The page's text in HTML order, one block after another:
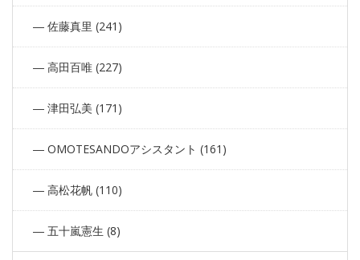
佐藤真里 (241)
高田百唯 (227)
津田弘美 (171)
OMOTESANDOアシスタント (161)
高松花帆 (110)
五十嵐憲生 (8)